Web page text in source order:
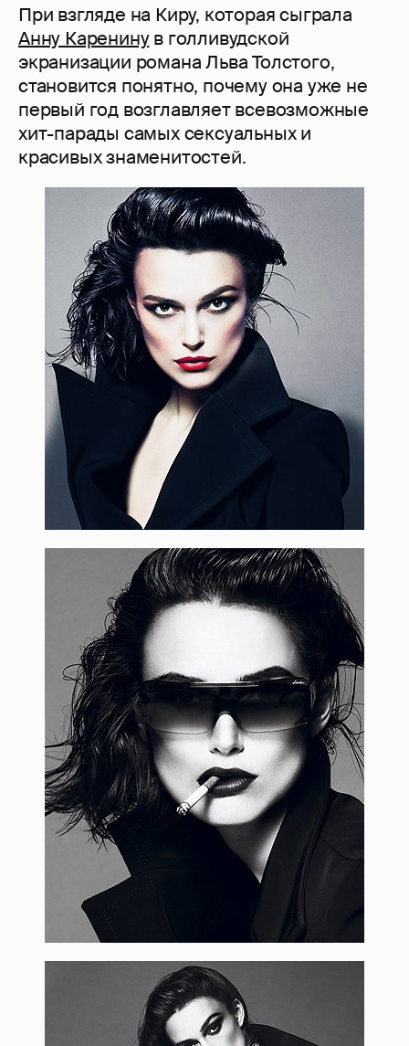
При взгляде на Киру, которая сыграла
Анну Каренинув голливудской
экранизации романа Льва Толстого,
становится понятно, почему она уже не
первый год возглавляет всевозможные
хит-парады самых сексуальных и
красивых знаменитостей.